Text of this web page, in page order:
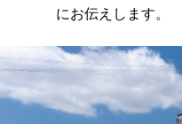
にお伝えします。